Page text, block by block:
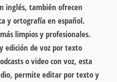
inglés, también ofrecen
y ortografía en español.
limpios y profesionales.
edición de voz por texto
o video con voz, esta
permite editar por texto y